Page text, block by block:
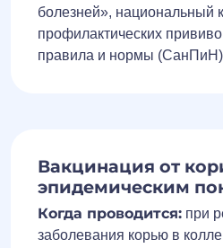
болезней», национальный
профилактических
правила и нормы
Вакцинация от
эпидемическим
Когда проводится: при
заболевания корью в